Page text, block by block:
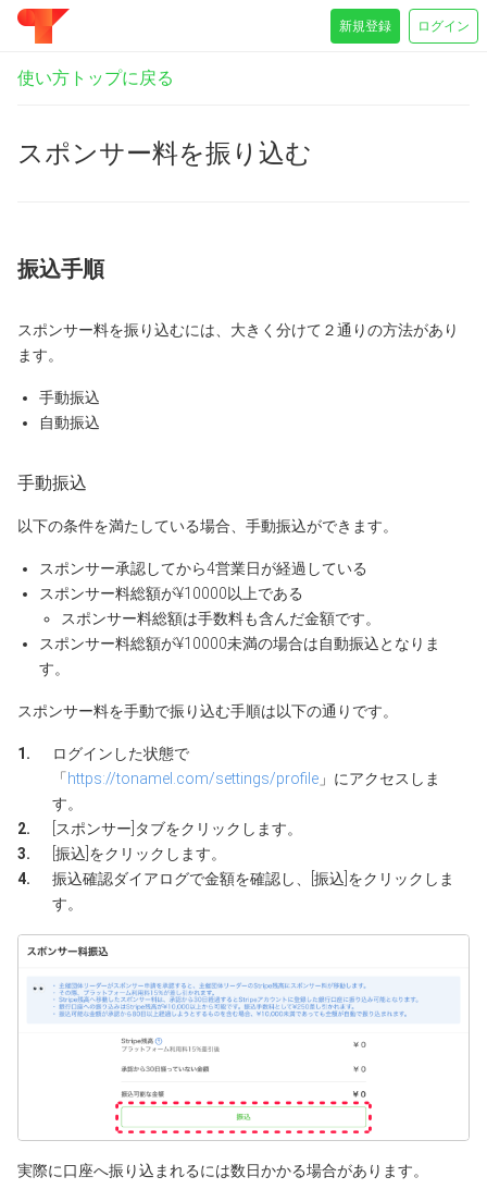
新規登録 ログイン
使い方トップに戻る
スポンサー料を振り込む
振込手順
スポンサー料を振り込むには、大きく分けて２通りの方法があり
ます。
手動振込
自動振込
手動振込
以下の条件を満たしている場合、手動振込ができます。
スポンサー承認してから4営業日が経過している
スポンサー料総額が¥10000以上である
スポンサー料総額は手数料も含んだ金額です。
スポンサー料総額が¥10000未満の場合は自動振込となりま
す。
スポンサー料を手動で振り込む手順は以下の通りです。
ログインした状態で
「 https://tonamel.com/settings/profile 」にアクセスしま
す。
[スポンサー]タブをクリックします。
[振込]をクリックします。
振込確認ダイアログで金額を確認し、[振込]をクリックしま
す。
実際に口座へ振り込まれるには数日かかる場合があります。